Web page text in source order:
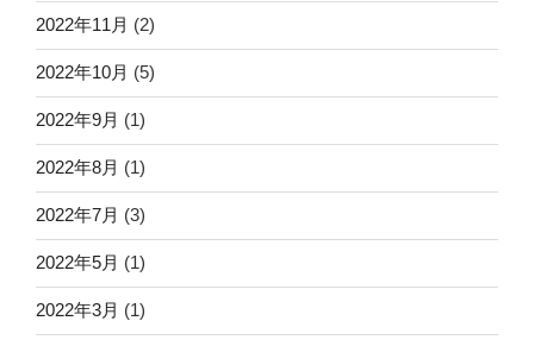
2022年11月 (2)
2022年10月 (5)
2022年9月 (1)
2022年8月 (1)
2022年7月 (3)
2022年5月 (1)
2022年3月 (1)